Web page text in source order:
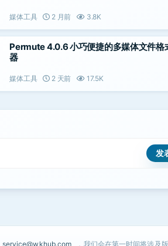
媒体工具 2 月前 3.8K
Permute 4.0.6 小巧便捷的多媒体文件格
器
媒体工具 2 天前 17.5K
service@wkhub.com ，我们会在第一时间将涉及